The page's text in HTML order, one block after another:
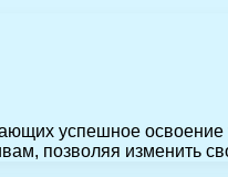
успешное
позволяя изменить